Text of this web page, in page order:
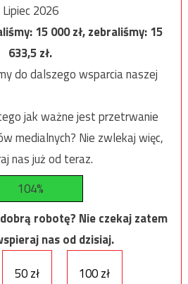
Lipiec 2026
15 000zł, zebraliśmy:15
633,5zł.
do dalszego wsparcia naszej
jak ważne jest przetrwanie
medialnych? Nie zwlekaj więc,
nas już od teraz.
104%
robotę? Nie czekaj zatem
nas od dzisiaj.
50 zł 100 zł